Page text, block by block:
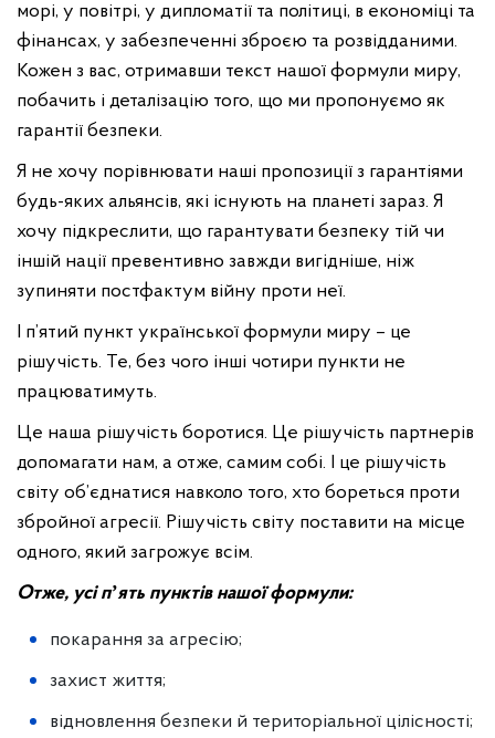
морі, у повітрі, у дипломатії та політиці, в економіці та
фінансах, у забезпеченні зброєю та розвідданими.
Кожен з вас, отримавши текст нашої формули миру,
побачить і деталізацію того, що ми пропонуємо як
гарантії безпеки.
Я не хочу порівнювати наші пропозиції з гарантіями
будь-яких альянсів, які існують на планеті зараз. Я
хочу підкреслити, що гарантувати безпеку тій чи
іншій нації превентивно завжди вигідніше, ніж
зупиняти постфактум війну проти неї.
І п’ятий пункт української формули миру – це
рішучість. Те, без чого інші чотири пункти не
працюватимуть.
Це наша рішучість боротися. Це рішучість партнерів
допомагати нам, а отже, самим собі. І це рішучість
світу об’єднатися навколо того, хто бореться проти
збройної агресії. Рішучість світу поставити на місце
одного, який загрожує всім.
Отже, усі пʼять пунктів нашої формули:
покарання за агресію;
захист життя;
відновлення безпеки й територіальної цілісності;